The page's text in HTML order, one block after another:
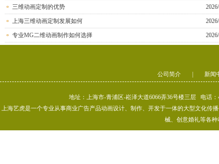
三维动画定制的优势
上海三维动画定制发展如何
专业MG二维动画制作如何选择
公司简介 新闻
地址：上海市-青浦区-崧泽大道6066弄36号楼三层 电话
上海艺虎是一个专业从事商业广告产品动画设计、制作、开发于一体的大型文化传
械、创意婚礼等各